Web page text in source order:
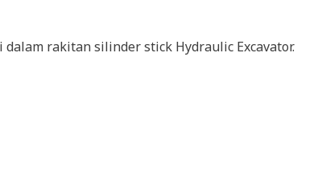
rakitan silinder stick Hydraulic Excavator.